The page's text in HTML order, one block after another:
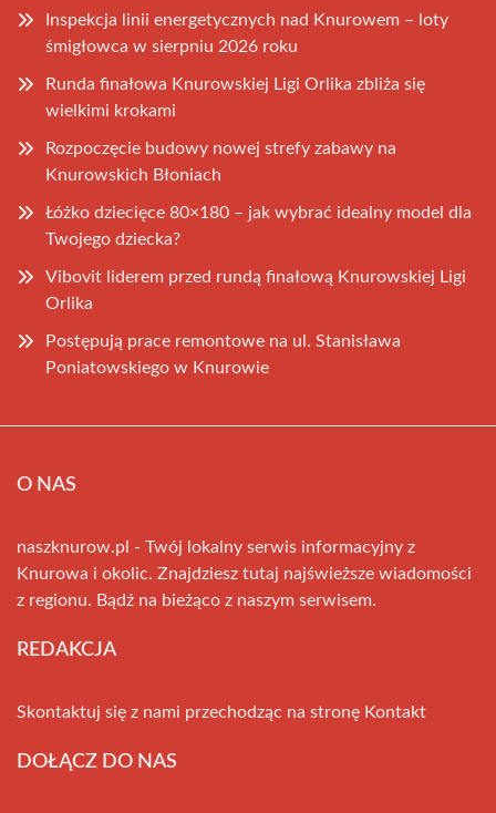
Inspekcja linii energetycznych nad Knurowem – loty
śmigłowca w sierpniu 2026 roku
Runda finałowa Knurowskiej Ligi Orlika zbliża się
wielkimi krokami
Rozpoczęcie budowy nowej strefy zabawy na
Knurowskich Błoniach
Łóżko dziecięce 80×180 – jak wybrać idealny model dla
Twojego dziecka?
Vibovit liderem przed rundą finałową Knurowskiej Ligi
Orlika
Postępują prace remontowe na ul. Stanisława
Poniatowskiego w Knurowie
O NAS
naszknurow.pl - Twój lokalny serwis informacyjny z
Knurowa i okolic. Znajdziesz tutaj najświeższe wiadomości
z regionu. Bądź na bieżąco z naszym serwisem.
REDAKCJA
Skontaktuj się z nami przechodząc na stronę Kontakt
DOŁĄCZ DO NAS